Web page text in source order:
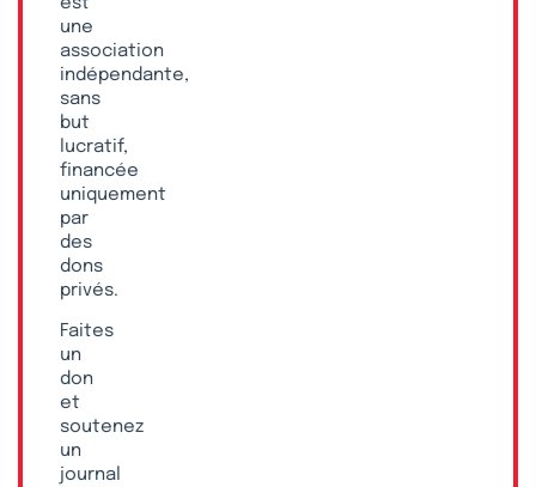
une
association
indépendante,
sans
but
lucratif,
financée
uniquement
par
des
dons
privés.
Faites
un
don
et
soutenez
un
journal